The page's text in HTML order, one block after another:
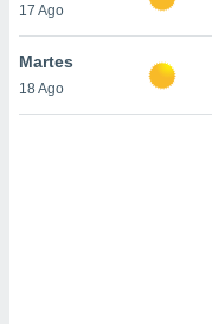
ni para
o
17 Ago
Martes
18 Ago